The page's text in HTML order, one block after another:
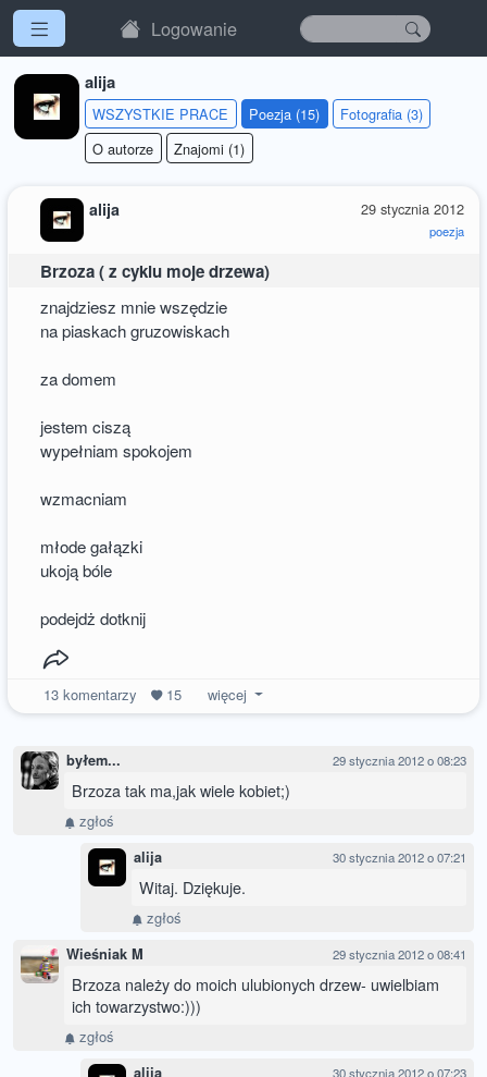
Logowanie
alija
WSZYSTKIE PRACE Poezja (15)
Fotografia (3)
O autorze
Znajomi (1)
29 stycznia 2012
poezja
alija
Brzoza ( z cyklu moje drzewa)
znajdziesz mnie wszędzie
na piaskach gruzowiskach
za domem
jestem ciszą
wypełniam spokojem
wzmacniam
młode gałązki
ukoją bóle
podejdż dotknij
13komentarzy 15 więcej
byłem... 29 stycznia 2012 o 08:23
Brzoza tak ma,jak wiele kobiet;)
zgłoś
alija 30 stycznia 2012 o 07:21
Witaj. Dziękuje.
zgłoś
Wieśniak M 29 stycznia 2012 o 08:41
Brzoza należy do moich ulubionych drzew- uwielbiam
ich towarzystwo:)))
zgłoś
alija 30 stycznia 2012 o 07:23